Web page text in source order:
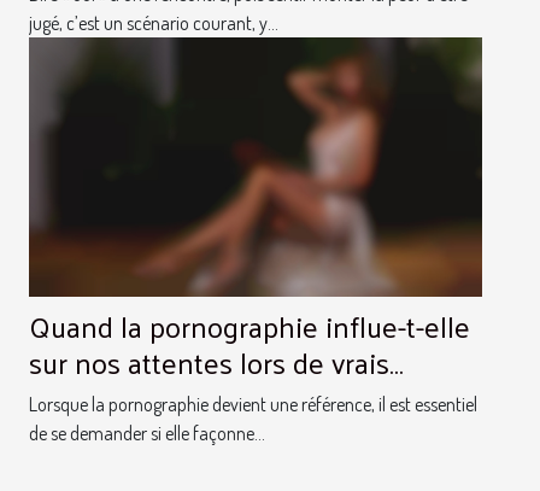
jugé, c’est un scénario courant, y...
Quand la pornographie influe-t-elle
sur nos attentes lors de vrais
rendez-vous coquins ?
Lorsque la pornographie devient une référence, il est essentiel
de se demander si elle façonne...